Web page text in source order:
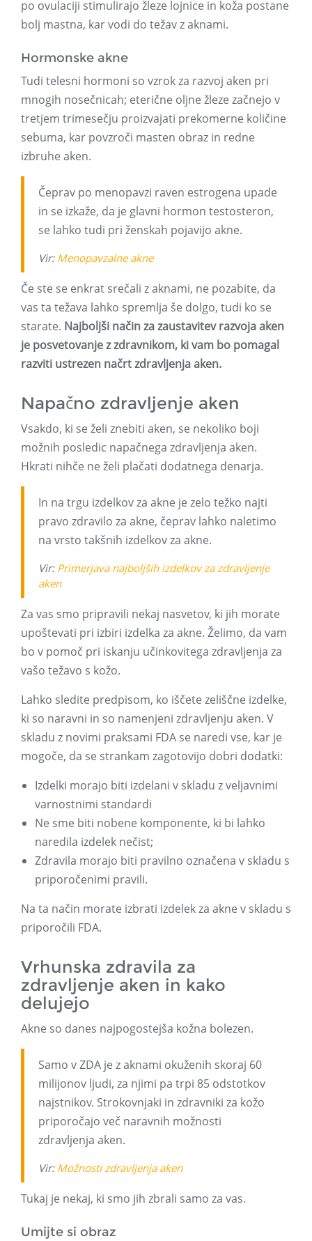
po ovulaciji stimulirajo žleze lojnice in koža postane
bolj mastna, kar vodi do težav z aknami.
Hormonske akne
Tudi telesni hormoni so vzrok za razvoj aken pri
mnogih nosečnicah; eterične oljne žleze začnejo v
tretjem trimesečju proizvajati prekomerne količine
sebuma, kar povzroči masten obraz in redne
izbruhe aken.
Čeprav po menopavzi raven estrogena upade
in se izkaže, da je glavni hormon testosteron,
se lahko tudi pri ženskah pojavijo akne.
Vir: Menopavzalne akne
Če ste se enkrat srečali z aknami, ne pozabite, da
vas ta težava lahko spremlja še dolgo, tudi ko se
starate. Najboljši način za zaustavitev razvoja aken
je posvetovanje z zdravnikom, ki vam bo pomagal
razviti ustrezen načrt zdravljenja aken.
Napačno zdravljenje aken
Vsakdo, ki se želi znebiti aken, se nekoliko boji
možnih posledic napačnega zdravljenja aken.
Hkrati nihče ne želi plačati dodatnega denarja.
In na trgu izdelkov za akne je zelo težko najti
pravo zdravilo za akne, čeprav lahko naletimo
na vrsto takšnih izdelkov za akne.
Vir: Primerjava najboljših izdelkov za zdravljenje
aken
Za vas smo pripravili nekaj nasvetov, ki jih morate
upoštevati pri izbiri izdelka za akne. Želimo, da vam
bo v pomoč pri iskanju učinkovitega zdravljenja za
vašo težavo s kožo.
Lahko sledite predpisom, ko iščete zeliščne izdelke,
ki so naravni in so namenjeni zdravljenju aken. V
skladu z novimi praksami FDA se naredi vse, kar je
mogoče, da se strankam zagotovijo dobri dodatki:
Izdelki morajo biti izdelani v skladu z veljavnimi
varnostnimi standardi
Ne sme biti nobene komponente, ki bi lahko
naredila izdelek nečist;
Zdravila morajo biti pravilno označena v skladu s
priporočenimi pravili.
Na ta način morate izbrati izdelek za akne v skladu s
priporočili FDA.
Vrhunska zdravila za
zdravljenje aken in kako
delujejo
Akne so danes najpogostejša kožna bolezen.
Samo v ZDA je z aknami okuženih skoraj 60
milijonov ljudi, za njimi pa trpi 85 odstotkov
najstnikov. Strokovnjaki in zdravniki za kožo
priporočajo več naravnih možnosti
zdravljenja aken.
Vir: Možnosti zdravljenja aken
Tukaj je nekaj, ki smo jih zbrali samo za vas.
Umijte si obraz